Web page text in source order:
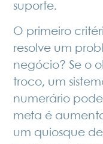
suporte.
O primeiro
resolve um
negócio? Se o
troco, um
numerário
meta é
um quiosque